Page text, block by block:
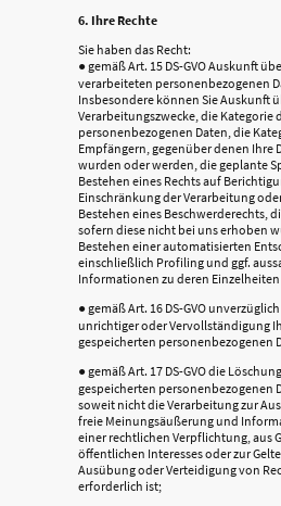
6. Ihre Rechte
Sie haben das Recht:
● gemäß Art. 15 DS-GVO Auskunft
verarbeiteten personenbezogenen
Insbesondere können Sie Auskunft
Verarbeitungszwecke, die Kategorie
personenbezogenen Daten, die
Empfängern, gegenüber denen Ihre
wurden oder werden, die geplante
Bestehen eines Rechts auf
Einschränkung der Verarbeitung
Bestehen eines Beschwerderechts,
sofern diese nicht bei uns erhoben
Bestehen einer automatisierten
einschließlich Profiling und ggf.
Informationen zu deren
● gemäß Art. 16 DS-GVO
unrichtiger oder Vervollständigung
gespeicherten personenbezogenen
● gemäß Art. 17 DS-GVO die
gespeicherten personenbezogenen
soweit nicht die Verarbeitung zur
freie Meinungsäußerung und
einer rechtlichen Verpflichtung, aus
öffentlichen Interesses oder zur
Ausübung oder Verteidigung von
erforderlich ist;